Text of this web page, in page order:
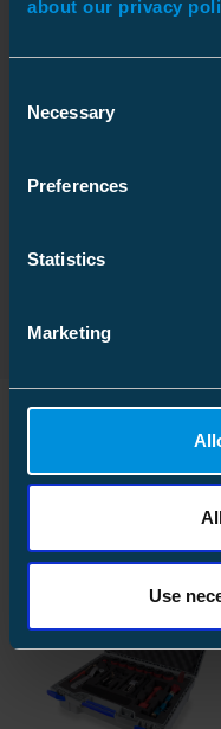
about our privacy
Selection
Necessary
Preferences
Statistics
Marketing
Use
Mål
Vekt
Pallepakke
Vekt
Filtype: PDF
Lignende